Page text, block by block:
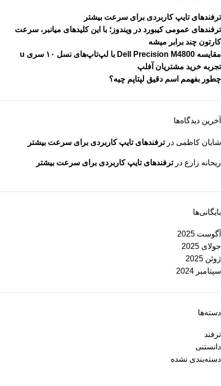
ترفندهای تایپ کاربردی برای سرعت بیشتر
ترفندهای عمومی کیبورد در ویندوز؛ با این کلیدهای میانبر، سرعت
کارتون چند برابر میشه
مقایسه Dell Precision M4800 با لپ‌تاپ‌های نسل ۱۰ سری u
تجربه خرید مشتریان آفلپ
چطور بفهمم اسم دقیق لپتاپم چیه؟
آخرین دیدگاه‌ها
شایان کاظمی درترفندهای تایپ کاربردی برای سرعت بیشتر
ریحانه زارع درترفندهای تایپ کاربردی برای سرعت بیشتر
بایگانی‌ها
آگوست 2025
جولای 2025
ژوئن 2025
سپتامبر 2024
دسته‌ها
ترفند
دانستنی
دسته‌بندی نشده